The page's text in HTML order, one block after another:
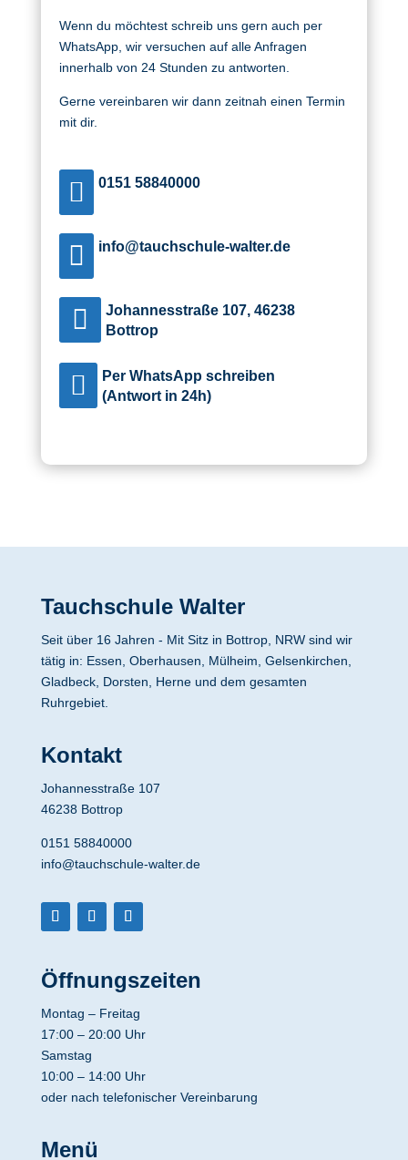
Wenn du möchtest schreib uns gern auch per
WhatsApp, wir versuchen auf alle Anfragen
innerhalb von 24 Stunden zu antworten.
Gerne vereinbaren wir dann zeitnah einen Termin
mit dir.
 0151 58840000
 info@tauchschule-walter.de

Johannesstraße 107, 46238
Bottrop

Per WhatsApp schreiben
(Antwort in 24h)
Tauchschule Walter
Seit über 16 Jahren - Mit Sitz in Bottrop, NRW sind wir
tätig in: Essen, Oberhausen, Mülheim, Gelsenkirchen,
Gladbeck, Dorsten, Herne und dem gesamten
Ruhrgebiet.
Kontakt
Johannesstraße 107
46238 Bottrop
0151 58840000
info@tauchschule-walter.de
Öffnungszeiten
Montag – Freitag
17:00 – 20:00 Uhr
Samstag
10:00 – 14:00 Uhr
oder nach telefonischer Vereinbarung
Menü